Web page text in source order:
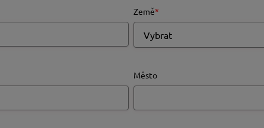
Země*
Město